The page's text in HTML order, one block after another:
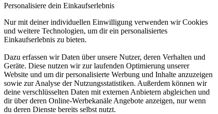
Personalisiere dein Einkaufserlebnis
Nur mit deiner individuellen Einwilligung verwenden wir Cookies
und weitere Technologien, um dir ein personalisiertes
Einkaufserlebnis zu bieten.
Dazu erfassen wir Daten über unsere Nutzer, deren Verhalten und
Geräte. Diese nutzen wir zur laufenden Optimierung unserer
Website und um dir personalisierte Werbung und Inhalte anzuzeigen
sowie zur Analyse der Nutzungsstatistiken. Außerdem können wir
deine verschlüsselten Daten mit externen Anbietern abgleichen und
dir über deren Online-Werbekanäle Angebote anzeigen, nur wenn
du deren Dienste bereits selbst nutzt.